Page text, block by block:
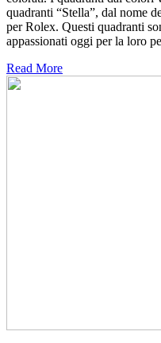
quadranti “Stella”, dal nome
per Rolex. Questi quadranti
appassionati oggi per la loro
Read More